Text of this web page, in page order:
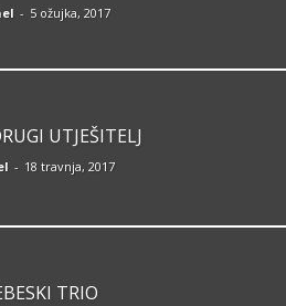
- 5 ožujka, 2017
UTJEŠITELJ
- 18 travnja, 2017
TRIO